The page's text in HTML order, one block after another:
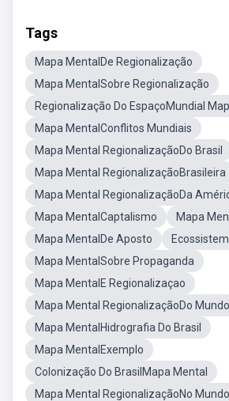
Tags
Mapa MentalDe Regionalização
Mapa MentalSobre Regionalização
Regionalização Do EspaçoMundial
Mapa MentalConflitos Mundiais
Mapa Mental RegionalizaçãoDo Brasil
Mapa Mental RegionalizaçãoBrasileira
Mapa Mental RegionalizaçãoDa
Mapa MentalCaptalismo
Mapa
Mapa MentalDe Aposto
Mapa MentalSobre Propaganda
Mapa MentalE Regionalizaçao
Mapa Mental RegionalizaçãoDo Mundo
Mapa MentalHidrografia Do Brasil
Mapa MentalExemplo
Colonização Do BrasilMapa Mental
Mapa Mental RegionalizaçãoNo Mundo